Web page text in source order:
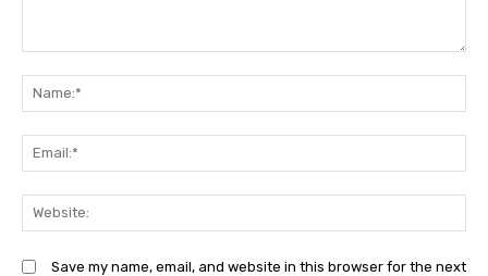
Save my name, email, and website in this browser for the next